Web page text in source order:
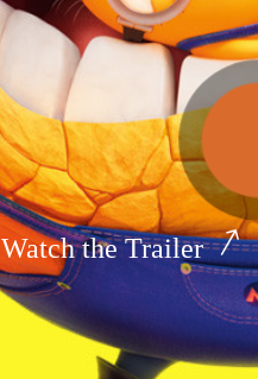
Watch the Trailer